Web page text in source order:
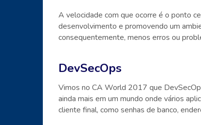
A velocidade com que ocorre é o ponto
desenvolvimento e promovendo um
consequentemente, menos erros ou
DevSecOps
Vimos no CA World 2017 que
ainda mais em um mundo onde vários
cliente final, como senhas de banco,